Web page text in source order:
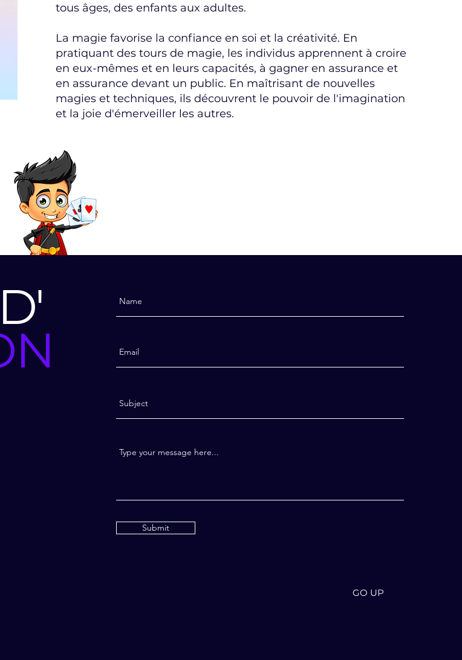
tous âges, des enfants aux adultes.
La magie favorise la confiance en soi et la créativité. En
pratiquant des tours de magie, les individus apprennent à croire
en eux-mêmes et en leurs capacités, à gagner en assurance et
en assurance devant un public. En maîtrisant de nouvelles
magies et techniques, ils découvrent le pouvoir de l'imagination
et la joie d'émerveiller les autres.
Submit
GO UP